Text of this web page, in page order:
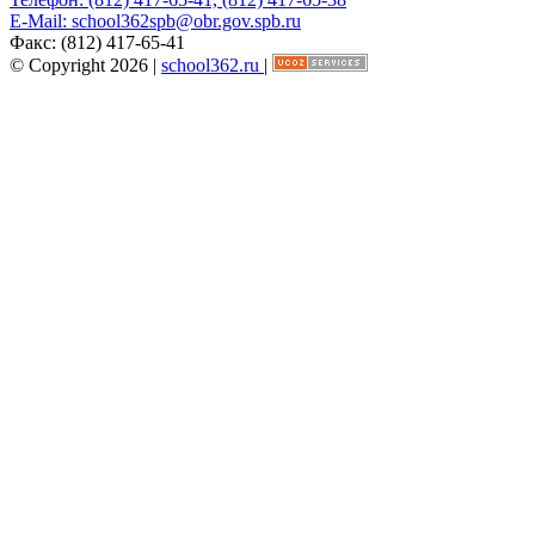
E-Mail: school362spb@obr.gov.spb.ru
Факс: (812) 417-65-41
© Copyright 2026 | school362.ru |